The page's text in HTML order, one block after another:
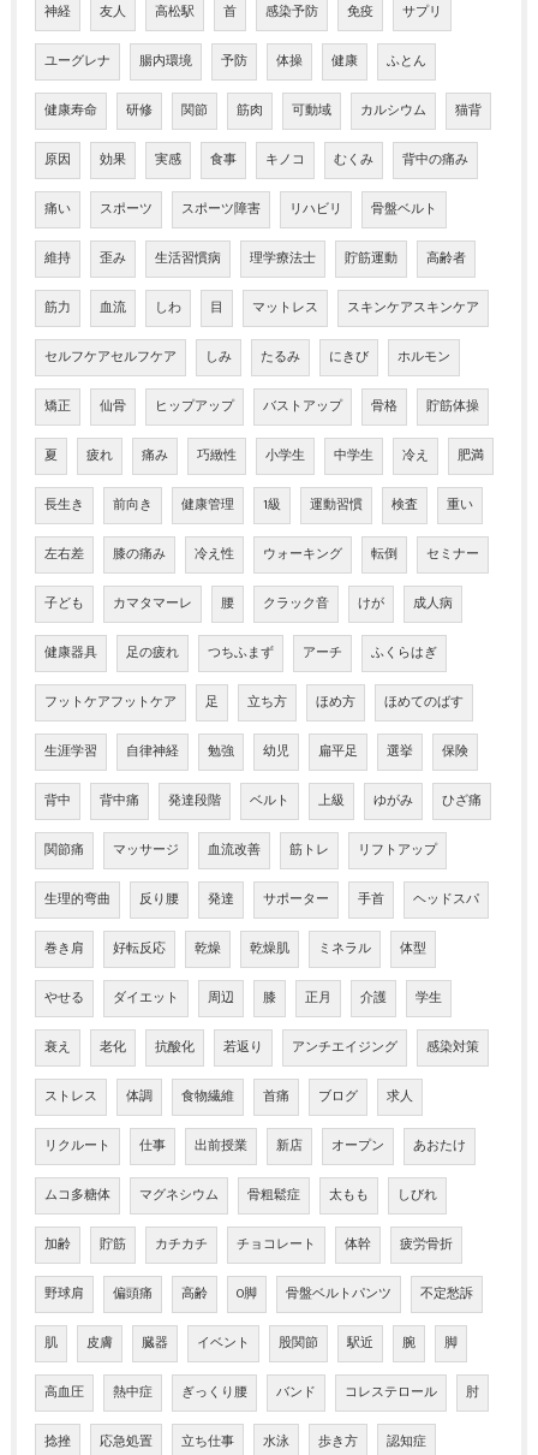
神経 友人 高松駅 首 感染予防 免疫 サプリ
ユーグレナ 腸内環境 予防 体操 健康 ふとん
健康寿命 研修 関節 筋肉 可動域 カルシウム 猫背
原因 効果 実感 食事 キノコ むくみ 背中の痛み
痛い スポーツ スポーツ障害 リハビリ 骨盤ベルト
維持 歪み 生活習慣病 理学療法士 貯筋運動 高齢者
筋力 血流 しわ 目 マットレス スキンケアスキンケア
セルフケアセルフケア しみ たるみ にきび ホルモン
矯正 仙骨 ヒップアップ バストアップ 骨格 貯筋体操
夏 疲れ 痛み 巧緻性 小学生 中学生 冷え 肥満
長生き 前向き 健康管理 1級 運動習慣 検査 重い
左右差 膝の痛み 冷え性 ウォーキング 転倒 セミナー
子ども カマタマーレ 腰 クラック音 けが 成人病
健康器具 足の疲れ つちふまず アーチ ふくらはぎ
フットケアフットケア 足 立ち方 ほめ方 ほめてのばす
生涯学習 自律神経 勉強 幼児 扁平足 選挙 保険
背中 背中痛 発達段階 ベルト 上級 ゆがみ ひざ痛
関節痛 マッサージ 血流改善 筋トレ リフトアップ
生理的弯曲 反り腰 発達 サポーター 手首 ヘッドスパ
巻き肩 好転反応 乾燥 乾燥肌 ミネラル 体型
やせる ダイエット 周辺 膝 正月 介護 学生
衰え 老化 抗酸化 若返り アンチエイジング 感染対策
ストレス 体調 食物繊維 首痛 ブログ 求人
リクルート 仕事 出前授業 新店 オープン あおたけ
ムコ多糖体 マグネシウム 骨粗鬆症 太もも しびれ
加齢 貯筋 カチカチ チョコレート 体幹 疲労骨折
野球肩 偏頭痛 高齢 O脚 骨盤ベルトパンツ 不定愁訴
肌 皮膚 臓器 イベント 股関節 駅近 腕 脚
高血圧 熱中症 ぎっくり腰 バンド コレステロール 肘
捻挫 応急処置 立ち仕事 水泳 歩き方 認知症